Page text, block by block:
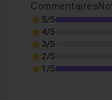
Chapitre 5 :
Commentaires
5/5
4/5
3/5
2/5
1/5